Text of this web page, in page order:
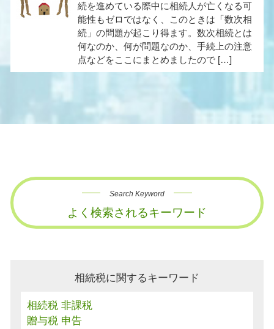
続を進めている際中に相続人が亡くなる可
能性もゼロではなく、このときは「数次相
続」の問題が起こり得ます。数次相続とは
何なのか、何が問題なのか、手続上の注意
点などをここにまとめましたので […]
Search Keyword
よく検索されるキーワード
相続税に関するキーワード
相続税 非課税
贈与税 申告